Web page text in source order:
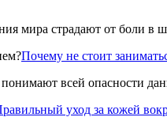
мира страдают от боли
Почему не стоит
всей опасности
уход за кожей